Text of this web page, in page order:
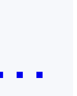
-易尚货